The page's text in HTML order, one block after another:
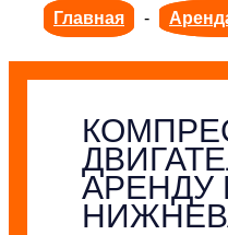
Главная -
АРЕНДУ